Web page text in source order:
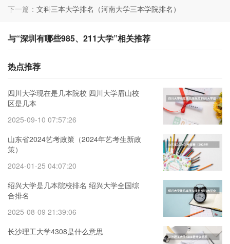
下一篇： 文科三本大学排名（河南大学三本学院排名）
与“深圳有哪些985、211大学”相关推荐
热点推荐
四川大学现在是几本院校 四川大学眉山校
区是几本
2025-09-10 07:57:26
山东省2024艺考政策（2024年艺考生新政
策）
2024-01-25 04:07:20
绍兴大学是几本院校排名 绍兴大学全国综
合排名
2025-08-09 21:39:06
长沙理工大学4308是什么意思